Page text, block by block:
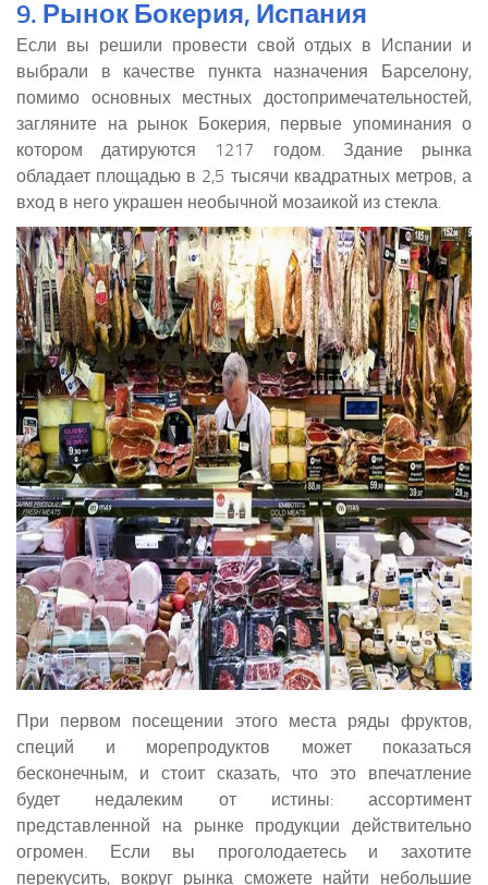
9. Рынок Бокерия, Испания
Если вы решили провести свой отдых в Испании и
выбрали в качестве пункта назначения Барселону,
помимо основных местных достопримечательностей,
загляните на рынок Бокерия, первые упоминания о
котором датируются 1217 годом. Здание рынка
обладает площадью в 2,5 тысячи квадратных метров, а
вход в него украшен необычной мозаикой из стекла.
При первом посещении этого места ряды фруктов,
специй и морепродуктов может показаться
бесконечным, и стоит сказать, что это впечатление
будет недалеким от истины: ассортимент
представленной на рынке продукции действительно
огромен. Если вы проголодаетесь и захотите
перекусить, вокруг рынка сможете найти небольшие